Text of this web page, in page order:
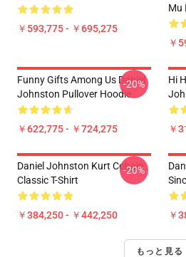
￥593,775 - ￥695,275
Mu
￥
Funny Gifts Among Us Daniel
Johnston Pullover Hoodie
￥622,775 - ￥724,275
-20%
Hi
￥
Daniel Johnston Kurt Cobain
Classic T-Shirt
￥384,250 - ￥442,250
-20%
￥
もっと見る